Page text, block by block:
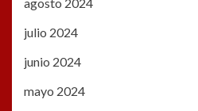
julio 2024
junio 2024
mayo 2024